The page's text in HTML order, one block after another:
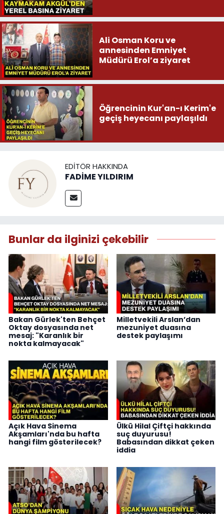
Ali Osman Koru ve
annesinden Emniyet
Müdürü Erol’a ziyaret
Öğrencinin Kur'an-ı Kerim'e
geçiş heyecanı paylaşıldı
EDITÖR HAKKINDA
FADİME YILDIRIM
Bunlar da ilginizi çekebilir
Bakan Gürlek'ten Behçet
Oktay dosyasında net
mesaj: "Karanlık bir
nokta kalmayacak"
Milletvekili Arslan’dan
mezuniyet duasına
destek paylaşımı
Açık Hava Sinema
Akşamları'nda bu hafta
hangi film gösterilecek?
Ülkü Hilal Çiftçi hakkında
suç duyurusu!
Babasından dikkat çeken
iddia